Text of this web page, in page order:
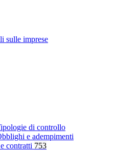
sulle imprese
di controllo
e adempimenti
contratti 753